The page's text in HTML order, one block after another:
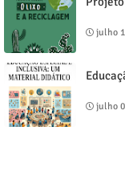
julho
julho